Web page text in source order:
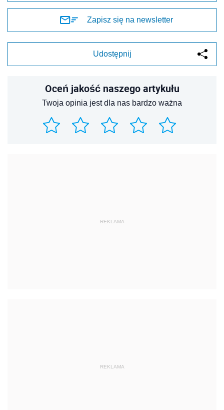
Zapisz się na newsletter
Udostępnij
Oceń jakość naszego artykułu
Twoja opinia jest dla nas bardzo ważna
REKLAMA
REKLAMA